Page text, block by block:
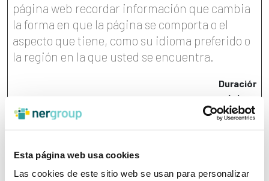
Esta página web usa cookies
Las cookies de este sitio web se usan para personalizar
página web recordar información que cambia
la forma en que la página se comporta o el
aspecto que tiene, como su idioma preferido o
la región en la que usted se encuentra.
Nombre
Duración
máxima
de
servidores está
sirviendo al visitante.